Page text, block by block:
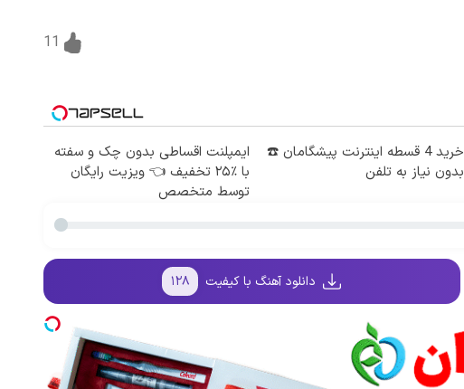
11
خرید 4 قسطه اینترنت پیشگامان ☎️
بدون نیاز به تلفن
ایمپلنت اقساطی بدون چک و سفته
با ٪۲۵ تخفیف 👈 ویزیت رایگان
توسط متخصص
دانلود آهنگ با کیفیت ۱۲۸